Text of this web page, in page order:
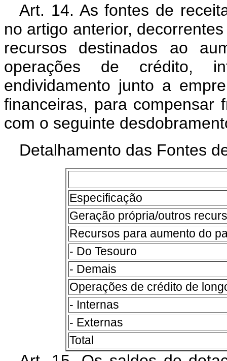
Art. 14. As fontes de
no artigo anterior,
recursos destinados ao
operações de crédito,
endividamento junto a
financeiras, para compensar
com o seguinte
Detalhamento das Fontes
Especificação
Geração própria/outros
Recursos para aumento do
- Do Tesouro
- Demais
Operações de crédito de
- Internas
- Externas
Total